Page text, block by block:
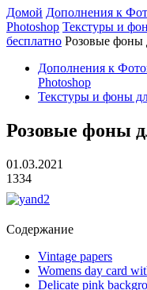
Домой Дополнения к
Photoshop Текстуры и
бесплатно Розовые фоны
Дополнения к
Photoshop
Текстуры и фоны
Розовые фоны
01.03.2021
1334
Содержание
Vintage papers
Womens day card
Delicate pink